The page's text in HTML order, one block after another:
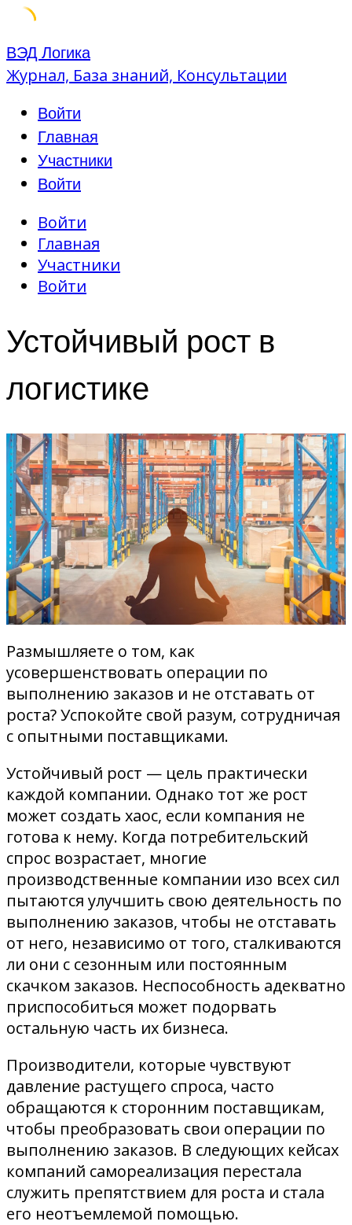
Skip
to
ВЭД Логика
Журнал, База знаний, Консультации
Войти
Главная
Участники
Войти
Войти
Главная
Участники
Войти
Устойчивый рост в
логистике
Размышляете о том, как
усовершенствовать операции по
выполнению заказов и не отставать от
роста? Успокойте свой разум, сотрудничая
с опытными поставщиками.
Устойчивый рост — цель практически
каждой компании. Однако тот же рост
может создать хаос, если компания не
готова к нему. Когда потребительский
спрос возрастает, многие
производственные компании изо всех сил
пытаются улучшить свою деятельность по
выполнению заказов, чтобы не отставать
от него, независимо от того, сталкиваются
ли они с сезонным или постоянным
скачком заказов. Неспособность адекватно
приспособиться может подорвать
остальную часть их бизнеса.
Производители, которые чувствуют
давление растущего спроса, часто
обращаются к сторонним поставщикам,
чтобы преобразовать свои операции по
выполнению заказов. В следующих кейсах
компаний самореализация перестала
служить препятствием для роста и стала
его неотъемлемой помощью.